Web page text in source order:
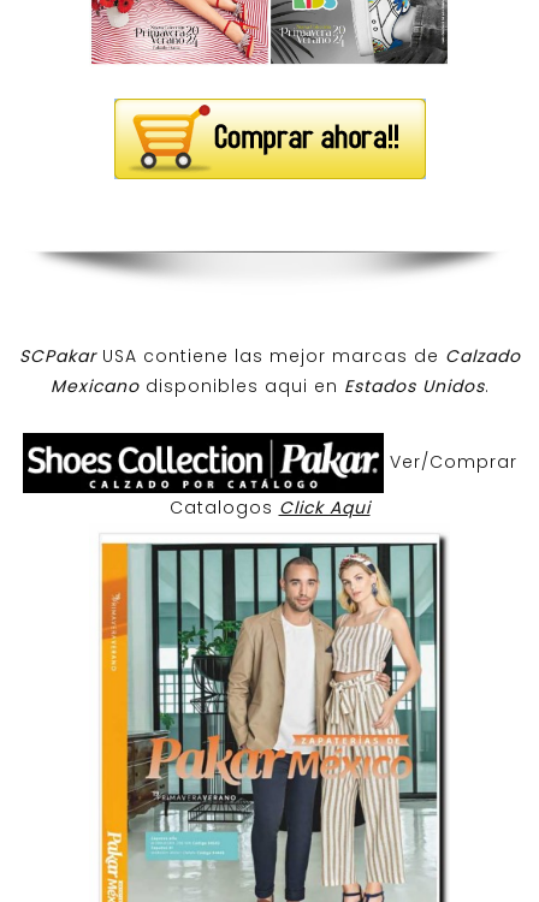
SCPakar USA contiene las mejor marcas de Calzado
Mexicanodisponibles aqui en Estados Unidos.
Ver/Comprar
Catalogos Click Aqui